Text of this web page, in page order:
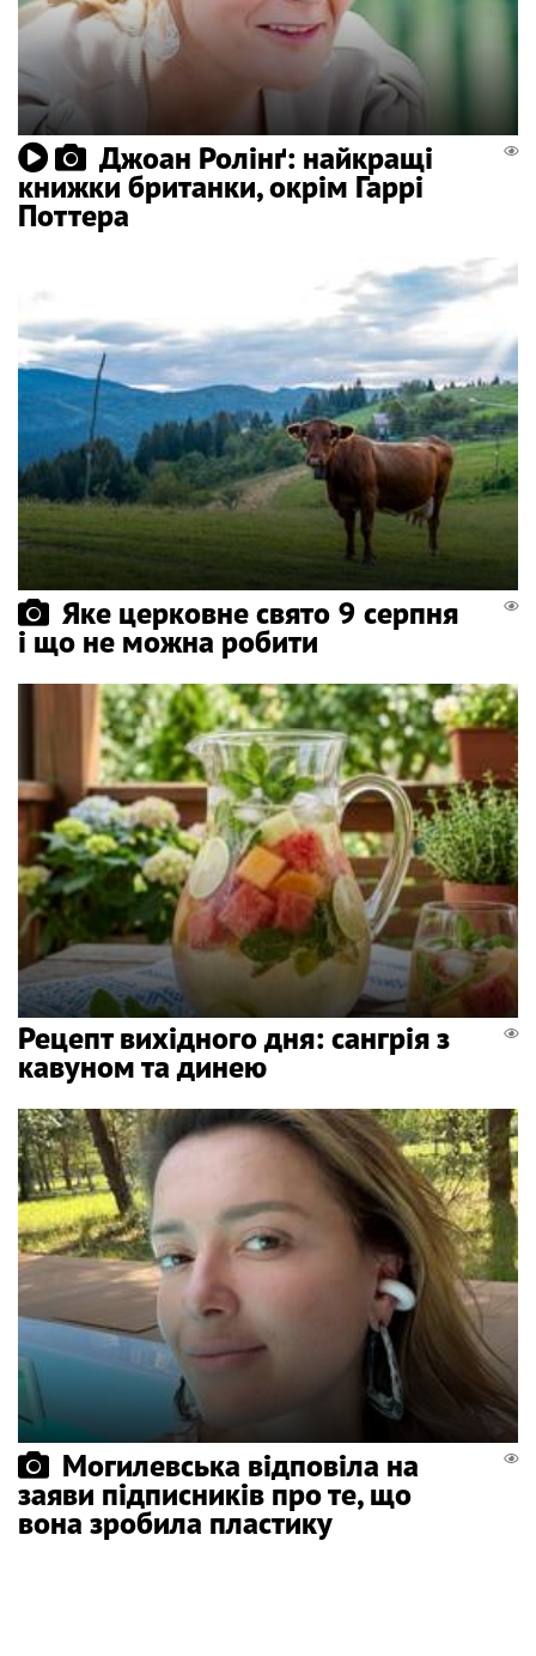
Джоан Ролінґ: найкращі
книжки британки, окрім Гаррі
Поттера
Яке церковне свято 9 серпня
і що не можна робити
Рецепт вихідного дня: сангрія з
кавуном та динею
Могилевська відповіла на
заяви підписників про те, що
вона зробила пластику